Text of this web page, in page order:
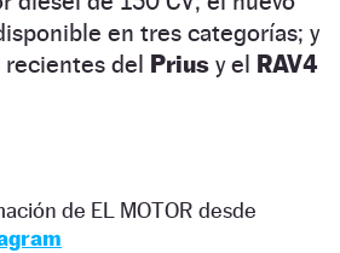
en tres categorías; y
recientes del Prius y el RAV4
de EL MOTOR desde